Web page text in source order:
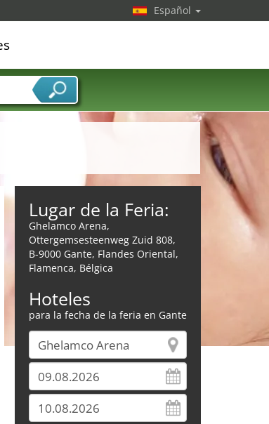
Lugar de la Feria:
Ghelamco Arena,
Ottergemsesteenweg Zuid 808,
B-9000 Gante, Flandes Oriental,
Flamenca, Bélgica
Hoteles
para la fecha de la feria en Gante
Español